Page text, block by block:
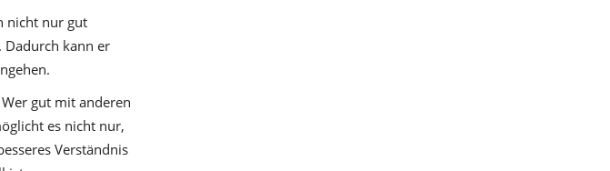
nicht nur gut
Dadurch kann er
gut mit anderen
es nicht nur,
Verständnis